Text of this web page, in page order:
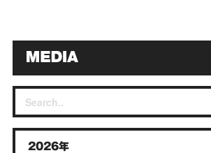
2026年